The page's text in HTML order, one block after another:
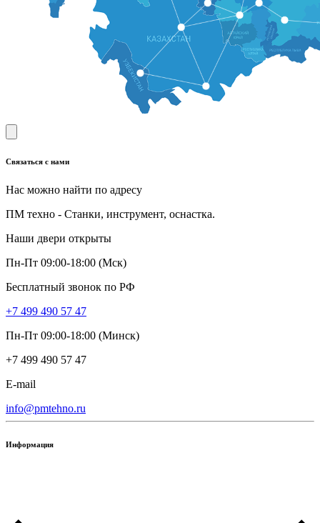
Связаться с нами
Нас можно найти по адресу
ПМ техно - Станки, инструмент, оснастка.
Наши двери открыты
Пн-Пт 09:00-18:00 (Мск)
Бесплатный звонок по РФ
+7 499 490 57 47
Пн-Пт 09:00-18:00 (Минск)
+7 499 490 57 47
E-mail
info@pmtehno.ru
Информация